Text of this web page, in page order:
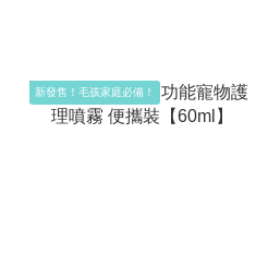
新發售！毛孩家庭必備！